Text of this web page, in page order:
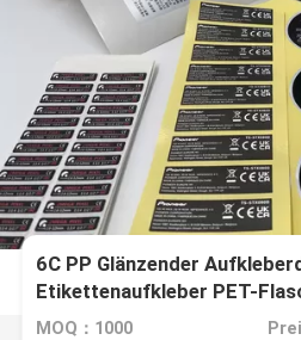
6C PP Glänzender
Etikettenaufkleber PET-
MOQ：1000